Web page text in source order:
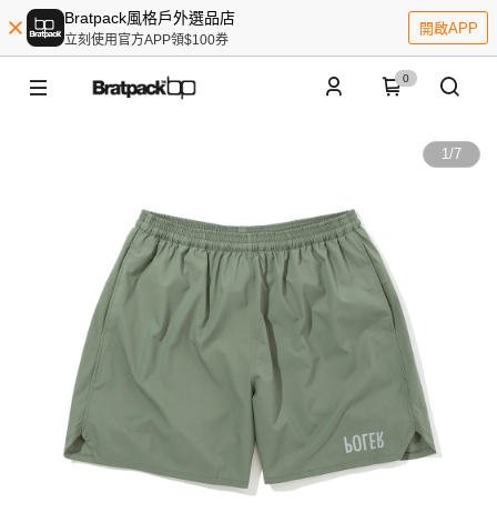
Bratpack風格戶外選品店
立刻使用官方APP領$100券
開啟APP
0
1/7